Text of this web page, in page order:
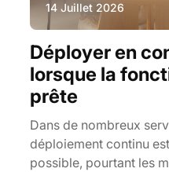
Déployer en
lorsque la
prête
14 Juillet 2026
Dans de nombreux
déploiement continu
possible, pourtant les